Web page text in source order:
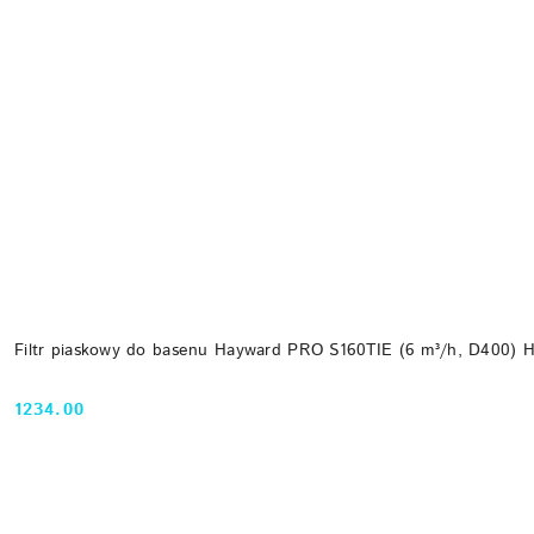
Filtr piaskowy do basenu Hayward PRO S160TIE (6 m³/h, D400)
Cena:
1234.00